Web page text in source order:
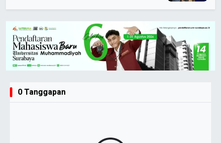
0 Tanggapan